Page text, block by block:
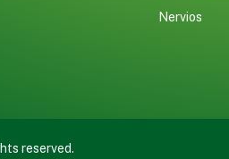
Nervios
reserved.